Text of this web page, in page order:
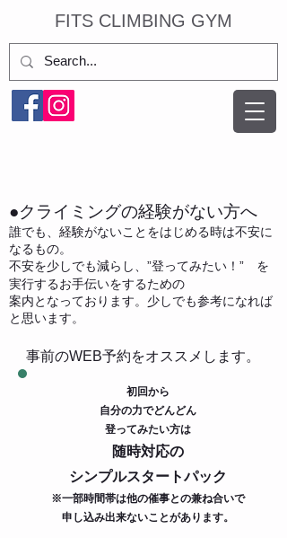
​FITS CLIMBING GYM
●クライミングの経験がない方へ
誰でも、経験がないことをはじめる時は不安に
なるもの。
不安を少しでも減らし
”登ってみたい！” を
実行するお手伝いをするための
案内となっております。少しでも参考になれば
と思います。​
​事前のWEB予約をオススメします。
​初回から
自分の力でどんどん
登ってみたい方は
随時対応の
シンプルスタートパック
※一部時間帯は他の催事との兼ね合いで
​申し込み出来ないことがあります。